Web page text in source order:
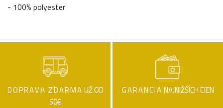
- 100% polyester
DOPRAVA ZDARMA UŽ OD
50€
GARANCIA NAJNIŽŠÍCH CIEN